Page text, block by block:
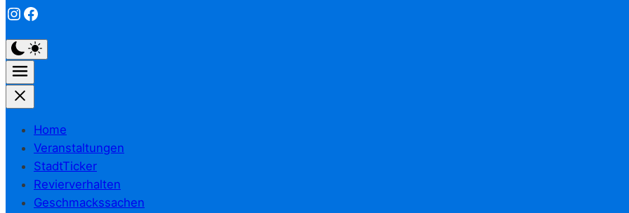
Instagram
Facebook
Home
Veranstaltungen
StadtTicker
Revierverhalten
Geschmackssachen